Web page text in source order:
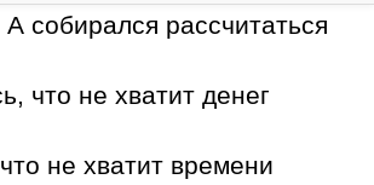
собирался рассчитаться
что не хватит денег
не хватит времени